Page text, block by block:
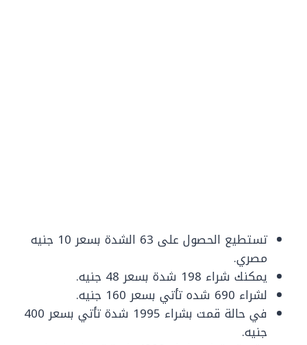
تستطيع الحصول على 63 الشدة بسعر 10 جنيه
مصري.
يمكنك شراء 198 شدة بسعر 48 جنيه.
لشراء 690 شده تأتي بسعر 160 جنيه.
في حالة قمت بشراء 1995 شدة تأتي بسعر 400
جنيه.